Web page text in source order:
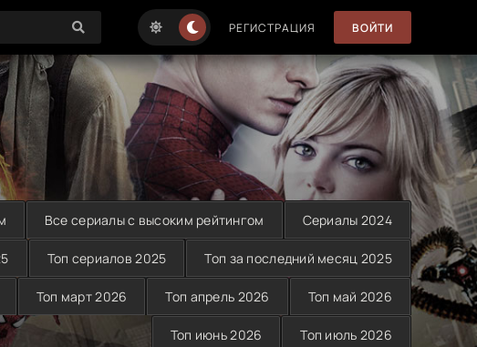
РЕГИСТРАЦИЯ ВОЙТИ
Все сериалы с высоким рейтингом Сериалы 2024
Топ сериалов 2025 Топ за последний месяц 2025
Топ март 2026 Топ апрель 2026 Топ май 2026
Топ июнь 2026 Топ июль 2026